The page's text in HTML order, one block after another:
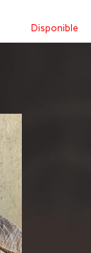
Disponible